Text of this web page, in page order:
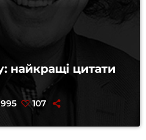
найкращі цитати
107